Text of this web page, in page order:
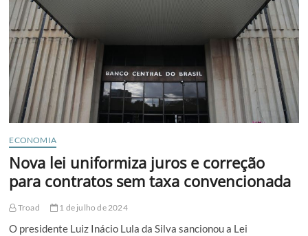
ECONOMIA
Nova lei uniformiza juros e correção
para contratos sem taxa convencionada
Troad 1 de julho de 2024
O presidente Luiz Inácio Lula da Silva sancionou a Lei